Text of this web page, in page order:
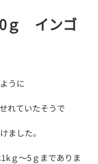
インゴ
うに
れていたそうで
ました。
ｇ～5ｇまでありま